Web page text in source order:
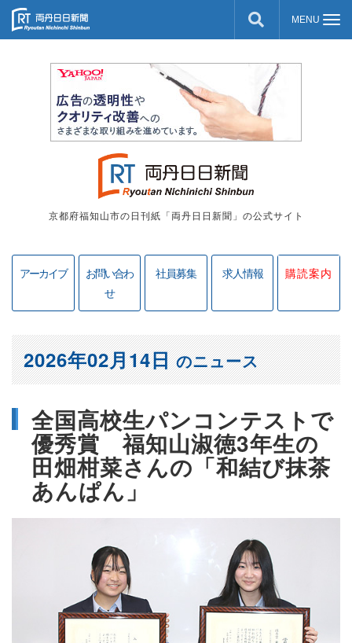
京都府福知山市の日刊紙「両丹日日新聞」の公式サイト
アーカイブ
お問い合わ
せ
社員募集 求人情報 購読案内
全国高校生パンコンテストで
優秀賞 福知山淑徳3年生の
田畑柑菜さんの「和結び抹茶
あんぱん」
2026年02月14日のニュース